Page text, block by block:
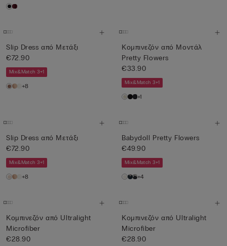
Slip Dress από Μετάξι
€72.90
Mix&Match 3+1
+8
Κομπινεζόν από Μοντάλ
Pretty Flowers
€33.90
Mix&Match 3+1
+1
Slip Dress από Μετάξι
€72.90
Mix&Match 3+1
+8
Babydoll Pretty Flowers
€49.90
Mix&Match 3+1
+4
Κομπινεζόν από Ultralight
Microfiber
€28.90
Κομπινεζόν από Ultralight
Microfiber
€28.90